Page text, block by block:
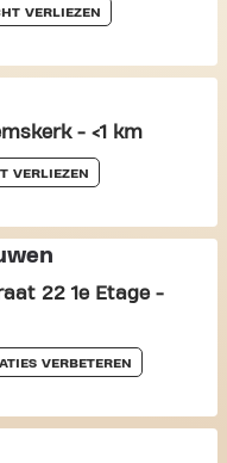
VERLIEZEN
- <1 km
VERLIEZEN
22 1e Etage -
VERBETEREN